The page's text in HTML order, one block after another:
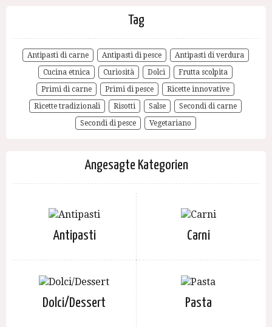
Tag
Antipasti di carne Antipasti di pesce
Antipasti di verdura
Cucina etnica
Curiosità Dolci
Frutta scolpita
Primi di carne
Primi di pesce
Ricette innovative
Ricette tradizionali
Risotti Salse
Secondi di carne
Secondi di pesce
Vegetariano
Angesagte Kategorien
Antipasti Carni
Dolci/Dessert Pasta